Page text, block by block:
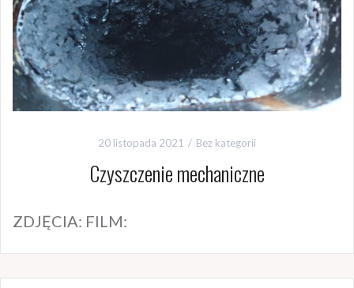
20 listopada 2021 Bez kategorii
Czyszczenie mechaniczne
ZDJĘCIA: FILM: